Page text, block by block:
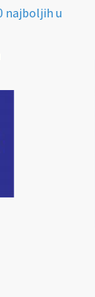
najboljih u